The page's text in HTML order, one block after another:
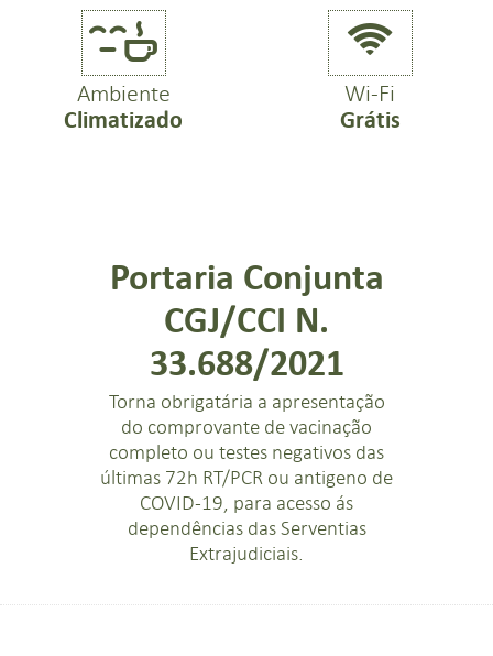

Ambiente
Climatizado

Wi-Fi
Grátis
Portaria Conjunta
CGJ/CCI N.
33.688/2021
Torna obrigatária a apresentação
do comprovante de vacinação
completo ou testes negativos das
últimas 72h RT/PCR ou antigeno de
COVID-19, para acesso ás
dependências das Serventias
Extrajudiciais.